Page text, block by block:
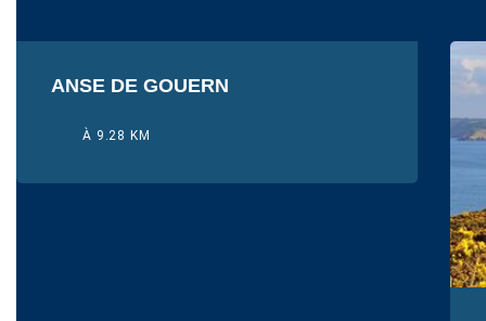
ANSE DE GOUERN
À 9.28 KM